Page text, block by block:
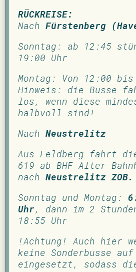
RÜCKREISE:
Nach Fürstenberg
Sonntag: ab 12:45
19:00 Uhr
Montag: Von 12:00
Hinweis: die Busse
los, wenn diese
halbvoll sind!
NachNeustrelitz
Aus Feldberg fährt
619 ab BHF Alter
nachNeustrelitz ZOB.
Sonntag und Montag:
Uhr, dann im 2
18:55 Uhr
!Achtung! Auch hier
keine Sonderbusse
eingesetzt, sodass